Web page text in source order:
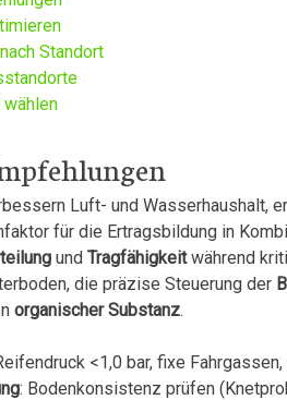
Standort
Luft- und Wasserhaushalt,
für die Ertragsbildung in
und Tragfähigkeitwährend
die präzise Steuerung der
organischer Substanz.
<1,0 bar, fixe
: Bodenkonsistenz prüfen